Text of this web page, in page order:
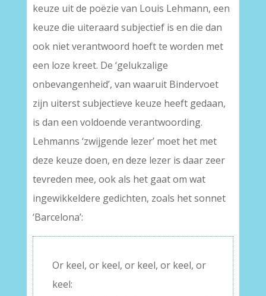
keuze uit de poëzie van Louis Lehmann, een
keuze die uiteraard subjectief is en die dan
ook niet verantwoord hoeft te worden met
een loze kreet. De ‘gelukzalige
onbevangenheid’, van waaruit Bindervoet
zijn uiterst subjectieve keuze heeft gedaan,
is dan een voldoende verantwoording.
Lehmanns ‘zwijgende lezer’ moet het met
deze keuze doen, en deze lezer is daar zeer
tevreden mee, ook als het gaat om wat
ingewikkeldere gedichten, zoals het sonnet
‘Barcelona’:
Or keel, or keel, or keel, or keel, or
keel: